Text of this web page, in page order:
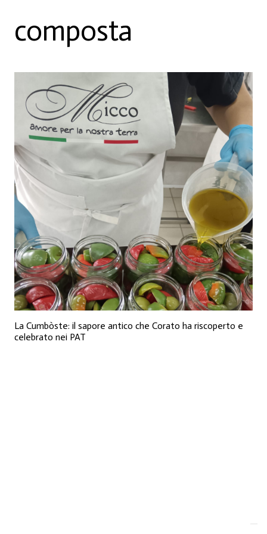
composta
La Cumbòste: il sapore antico che Corato ha riscoperto e
celebrato nei PAT